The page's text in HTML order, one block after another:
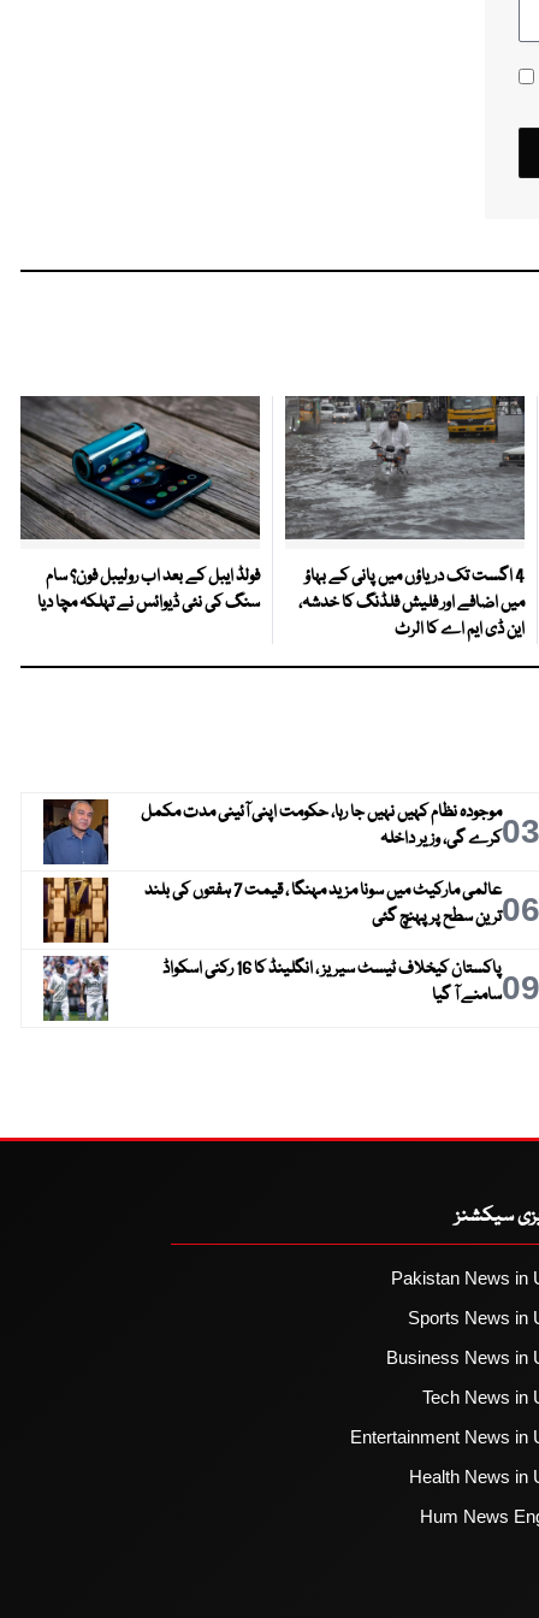
4 اگست تک دریاؤں میں پانی کے بہاؤ
میں اضافے اور فلیش فلڈنگ کا خدشہ،
این ڈی ایم اے کا الرٹ
فولڈ ایبل کے بعد اب رولیبل فون؟ سام
سنگ کی نئی ڈیوائس نے تہلکہ مچا دیا
03موجودہ نظام کہیں نہیں جا رہا، حکومت اپنی آئینی مدت مکمل
کرے گی، وزیر داخلہ
06
عالمی مارکیٹ میں سونا مزید مہنگا ، قیمت 7 ہفتوں کی بلند
ترین سطح پر پہنچ گئی
09
پاکستان کیخلاف ٹیسٹ سیریز ، انگلینڈ کا 16 رکنی اسکواڈ
سامنے آ گیا
سیکشنز
Pakistan News in
Sports News in
Business News in
Tech News in
Entertainment News in
Health News in
Hum News